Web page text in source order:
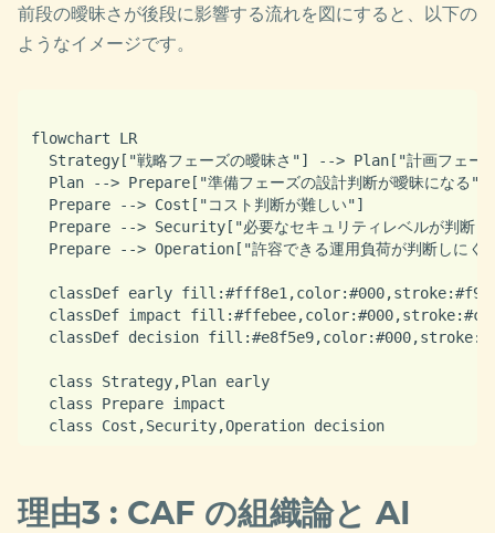
前段の曖昧さが後段に影響する流れを図にすると、以下の
ようなイメージです。
flowchart LR
Strategy["戦略フェーズの曖昧さ"] --> Plan["計画フェー
  Plan --> Prepare["準備フェーズの設計判断が曖昧になる"]
  Prepare --> Cost["コスト判断が難しい"]
Prepare --> Security["必要なセキュリティレベルが判断し
Prepare --> Operation["許容できる運用負荷が判断しにく
classDef early
classDef impact
classDef decision
  class Strategy,Plan early
  class Prepare impact
理由3 : CAF の組織論と AI